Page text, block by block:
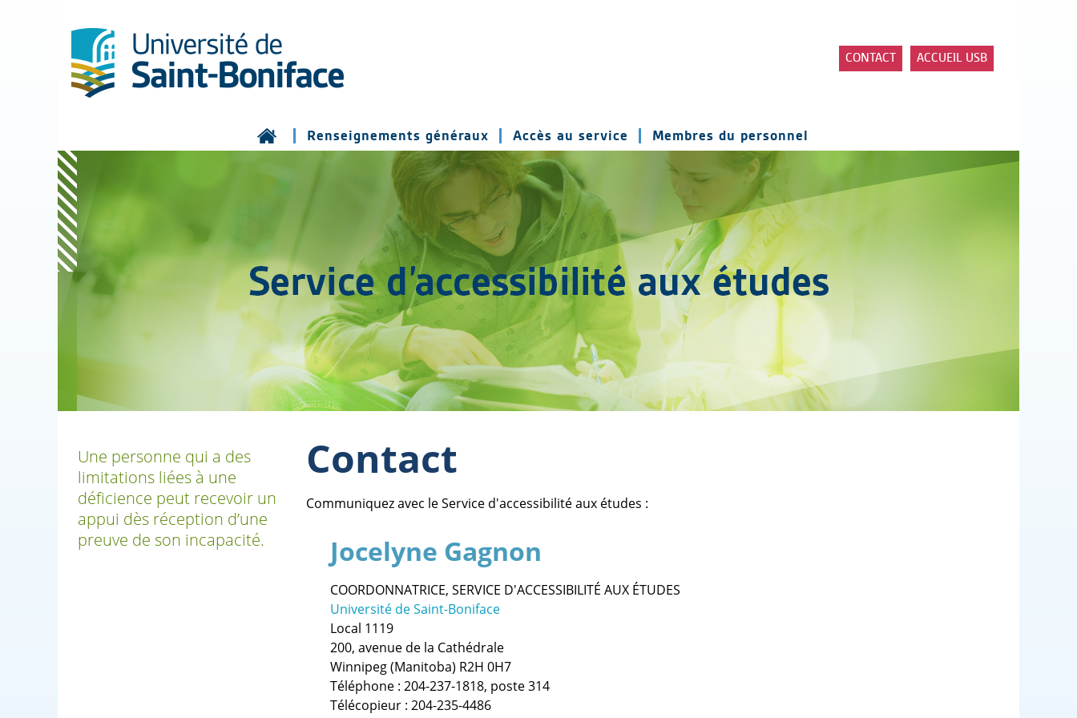
CONTACT ACCUEIL USB
Renseignements généraux Accès au service Membres du personnel
Contact
Communiquez avec le Service d'accessibilité aux études :
Jocelyne Gagnon
COORDONNATRICE, SERVICE D'ACCESSIBILITÉ AUX ÉTUDES
Université de Saint-Boniface
Local 1119
200, avenue de la Cathédrale
Winnipeg (Manitoba) R2H 0H7
Téléphone : 204-237-1818, poste 314
Télécopieur : 204-235-4486
Une personne qui a des
limitations liées à une
déficience peut recevoir un
appui dès réception d’une
preuve de son incapacité.